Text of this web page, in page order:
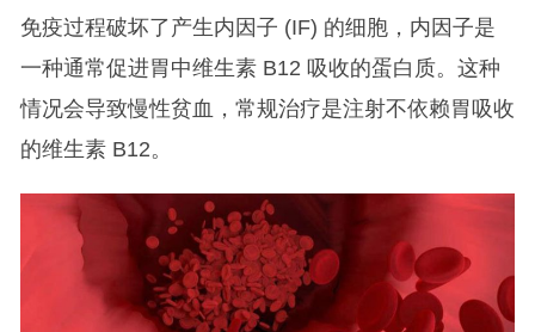
免疫过程破坏了产生内因子 (IF) 的细胞，内因子是
一种通常促进胃中维生素 B12 吸收的蛋白质。这种
情况会导致慢性贫血，常规治疗是注射不依赖胃吸收
的维生素 B12。